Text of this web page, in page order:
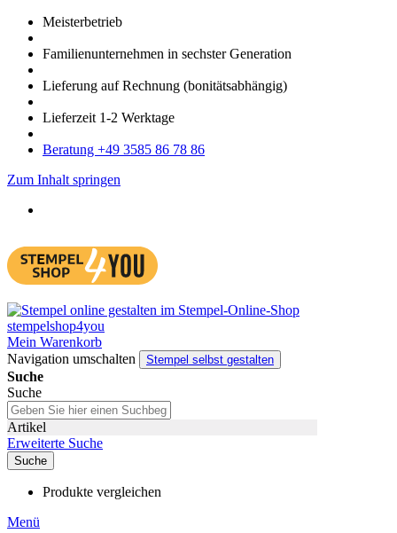
Meister­betrieb
Familien­unter­nehmen in sechster Gene­ration
Lieferung auf Rech­nung (bonitätsabhängig)
Liefer­zeit 1-2 Werk­tage
Bera­tung +49 3585 86 78 86
Zum Inhalt springen
Mein Warenkorb
Navigation umschalten
Stempel selbst gestalten
Suche
Suche
Artikel
Erweiterte Suche
Suche
Produkte vergleichen
Menü